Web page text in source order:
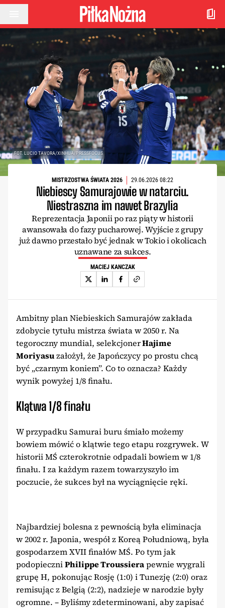
Przejdź do treści
FOT. LUCIO TAVORA/XINHUA/PRESSFOCUS
MISTRZOSTWA ŚWIATA 2026 29.06.2026 08:22
Niebiescy Samurajowie w natarciu.
Niestraszna im nawet Brazylia
Reprezentacja Japonii po raz piąty w historii
awansowała do fazy pucharowej. Wyjście z grupy
już dawno przestało być jednak w Tokio i okolicach
uznawane za sukces.
MACIEJ KANCZAK
Ambitny plan Niebieskich Samurajów zakłada
zdobycie tytułu mistrza świata w 2050 r. Na
tegoroczny mundial, selekcjonerHajime
Moriyasuzałożył, że Japończycy po prostu chcą
być „czarnym koniem”. Co to oznacza? Każdy
wynik powyżej 1/8 finału.
Klątwa 1/8 finału
W przypadku Samurai buru śmiało możemy
bowiem mówić o klątwie tego etapu rozgrywek. W
historii MŚ czterokrotnie odpadali bowiem w 1/8
finału. I za każdym razem towarzyszyło im
poczucie, że sukces był na wyciągnięcie ręki.
Najbardziej bolesna z pewnością była eliminacja
w 2002 r. Japonia, wespół z Koreą Południową, była
gospodarzem XVII finałów MŚ. Po tym jak
podopieczniPhilippe Troussierapewnie wygrali
grupę H, pokonując Rosję (1:0) i Tunezję (2:0) oraz
remisując z Belgią (2:2), nadzieje w narodzie były
ogromne. – Byliśmy zdeterminowani, aby zapisać